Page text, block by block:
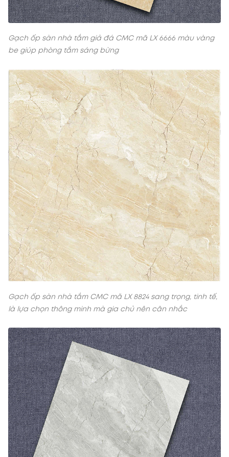
Gạch ốp sàn nhà tắm giả đá CMC mã LX 6666 màu vàng
be giúp phòng tắm sáng bừng
Gạch ốp sàn nhà tắm CMC mã LX 8824 sang trọng, tinh tế,
là lựa chọn thông minh mà gia chủ nên cân nhắc